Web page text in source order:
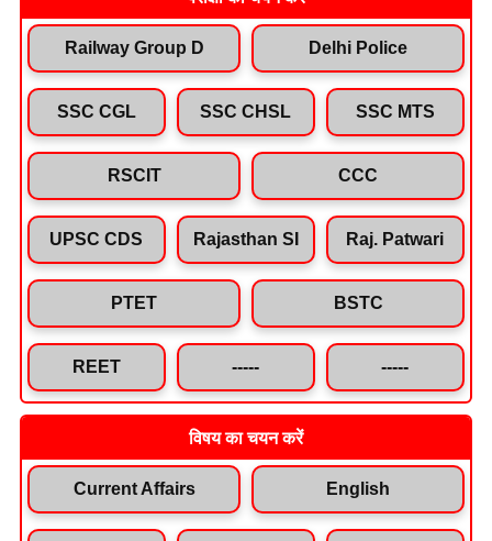
Railway Group D Delhi Police
SSC CGL SSC CHSL SSC MTS
RSCIT CCC
UPSC CDS Rajasthan SI Raj. Patwari
PTET BSTC
REET ----- -----
विषय का चयन करें
Current Affairs English